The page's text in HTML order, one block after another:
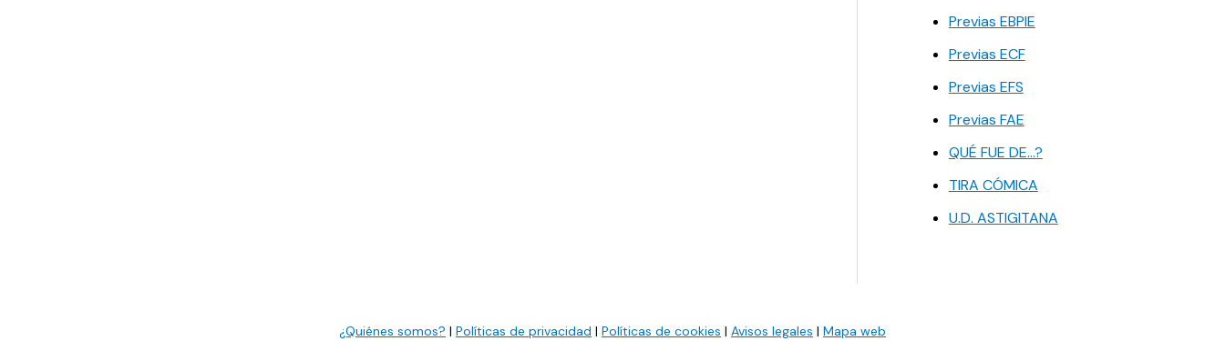
Previas EBPIE
Previas ECF
Previas EFS
Previas FAE
QUÉ FUE DE…?
TIRA CÓMICA
U.D. ASTIGITANA
¿Quiénes somos? | Políticas de privacidad | Políticas de cookies | Avisos legales | Mapa web